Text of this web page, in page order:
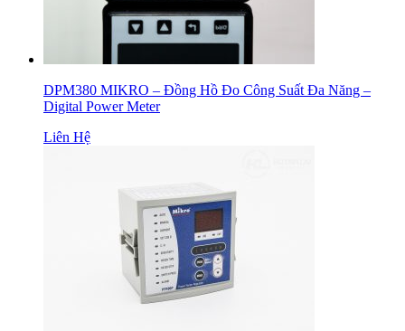
DPM380 MIKRO – Đồng Hồ Đo Công Suất Đa Năng –
Digital Power Meter
Liên Hệ